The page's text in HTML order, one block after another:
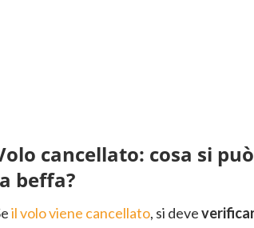
cancellato: cosa si
beffa?
il volo viene cancellato, si deve